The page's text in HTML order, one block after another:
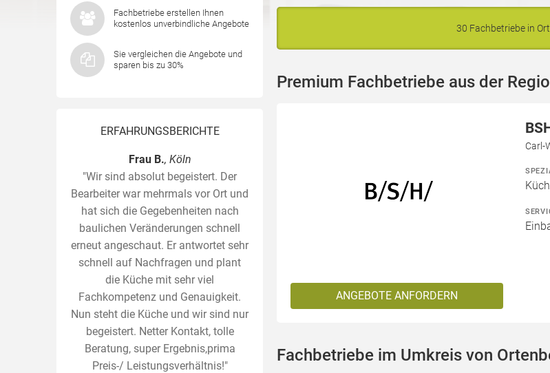
Fachbetriebe erstellen Ihnen
kostenlos unverbindliche Angebote
Sie vergleichen die Angebote und
sparen bis zu 30%
ERFAHRUNGSBERICHTE
Frau B., Köln
"Wir sind absolut begeistert. Der
Bearbeiter war mehrmals vor Ort und
hat sich die Gegebenheiten nach
baulichen Veränderungen schnell
erneut angeschaut. Er antwortet sehr
schnell auf Nachfragen und plant
die Küche mit sehr viel
Fachkompetenz und Genauigkeit.
Nun steht die Küche und wir sind nur
begeistert. Netter Kontakt, tolle
Beratung, super Ergebnis,prima
Preis-/ Leistungsverhältnis!"
30 Fachbetriebe in
Premium Fachbetriebe aus der
ANGEBOTE ANFORDERN
Carl-
Fachbetriebe im Umkreis von